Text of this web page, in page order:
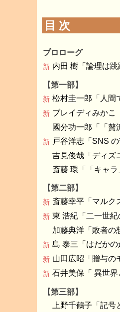
目 次
プロローグ
新 内田 樹「論理は
【第一部】
新 松村圭一郎「人間
新 ブレイディみかこ
國分功一郎「「贅
新 戸谷洋志「SNS
吉見俊哉「ディズ
斎藤 環「「キャ
【第二部】
新 斎藤幸平「マルク
新 東 浩紀「二一世
加藤典洋「敗者
新 島 泰三「はだかの
新 山田広昭「贈与の
新 石井美保「 異世
【第三部】
上野千鶴子「記